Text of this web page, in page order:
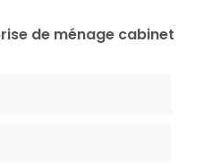
de ménage cabinet